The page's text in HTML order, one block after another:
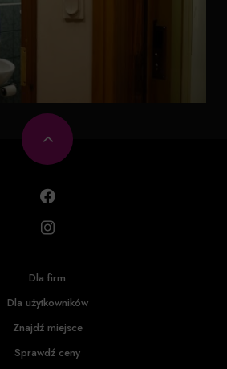
Dla firm
Dla użytkowników
Znajdź miejsce
Sprawdź ceny